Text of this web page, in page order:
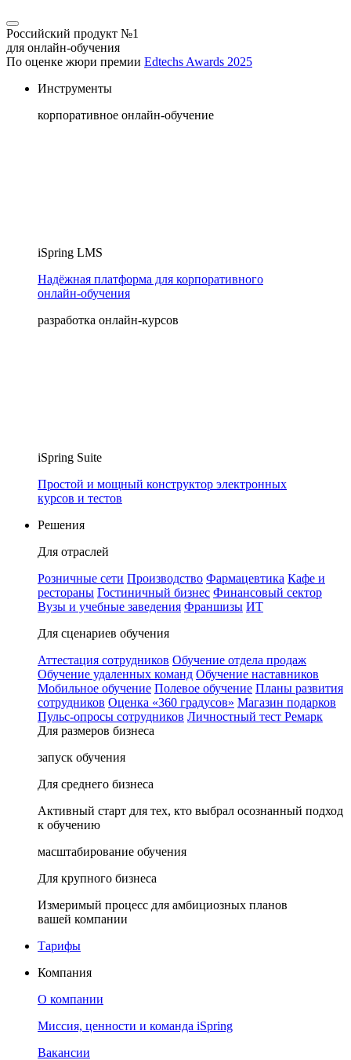
Российский продукт №1
для онлайн-обучения
По оценке жюри премии Edtechs Awards 2025
Инструменты
корпоративное онлайн-обучение
iSpring LMS
Надёжная платформа для корпоративного
онлайн‑обучения
разработка онлайн-курсов
iSpring Suite
Простой и мощный конструктор электронных
курсов и тестов
Решения
Для отраслей
Розничные сети Производство Фармацевтика Кафе и
рестораны Гостиничный бизнес Финансовый сектор
Вузы и учебные заведения Франшизы ИТ
Для сценариев обучения
Аттестация сотрудников Обучение отдела продаж
Обучение удаленных команд Обучение наставников
Мобильное обучение Полевое обучение Планы развития
сотрудников Оценка «360 градусов» Магазин подарков
Пульс-опросы сотрудников Личностный тест Ремарк
Для размеров бизнеса
запуск обучения
Для среднего бизнеса
Активный старт для тех, кто выбрал осознанный подход
к обучению
масштабирование обучения
Для крупного бизнеса
Измеримый процесс для амбициозных планов
вашей компании
Тарифы
Компания
О компании
Миссия, ценности и команда iSpring
Вакансии